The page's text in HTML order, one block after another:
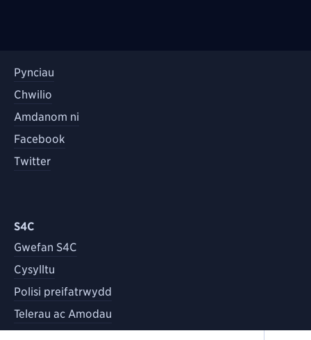
Pynciau
Chwilio
Amdanom ni
Facebook
Twitter
S4C
Gwefan S4C
Cysylltu
Polisi preifatrwydd
Telerau ac Amodau